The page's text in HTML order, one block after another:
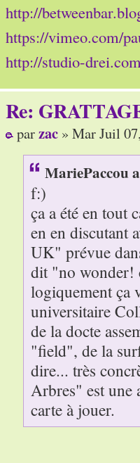
http://
https://vimeo.com/
http://studio-
Re:
parzac » Mar Juil
MariePaccou
f:)
ça a été en tout
en en discutant
UK" prévue
dit "no wonder!
logiquement ça
universitaire
de la docte
"field", de la
dire... très
Arbres" est une
carte à jouer.